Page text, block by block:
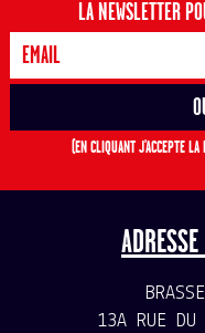
LA NEWSLETTER
(EN CLIQUANT J'ACCEPTE
13A RUE DU